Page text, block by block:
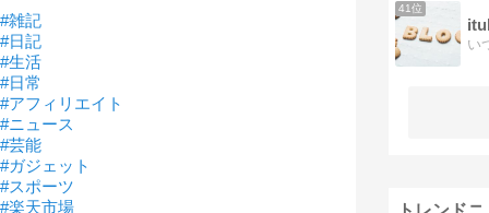
#雑記
#日記
#生活
#日常
#アフィリエイト
#ニュース
#芸能
#ガジェット
#スポーツ
#楽天市場
41位